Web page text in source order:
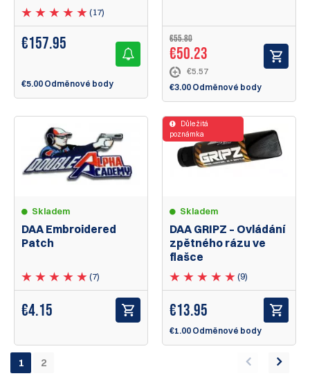
(17)
€157.95
€5.00 Odměnové body
€55.80
€50.23
€5.57
€3.00 Odměnové body
Skladem
DAA Embroidered
Patch
(7)
€4.15
Skladem
DAA GRIPZ – Ovládání
zpětného rázu ve
flašce
(9)
Důležitá
poznámka
€13.95
€1.00 Odměnové body
1 2